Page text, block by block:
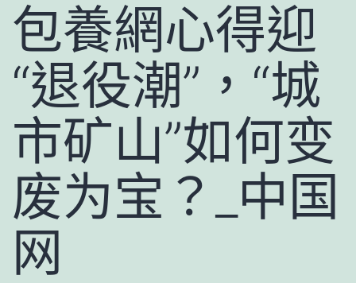
包養網心得迎
“退役潮”，“城
市矿山”如何变
废为宝？_中国
网